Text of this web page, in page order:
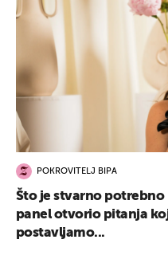
POKROVITELJ BIPA
Što je stvarno potrebno
panel otvorio pitanja
postavljamo...